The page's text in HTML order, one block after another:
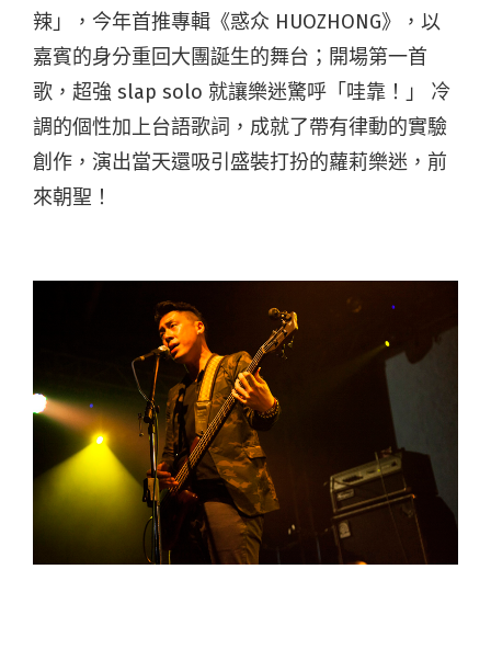
辣」，今年首推專輯《惑众 HUOZHONG》，以
嘉賓的身分重回大團誕生的舞台；開場第一首
歌，超強 slap solo 就讓樂迷驚呼「哇靠！」 冷
調的個性加上台語歌詞，成就了帶有律動的實驗
創作，演出當天還吸引盛裝打扮的蘿莉樂迷，前
來朝聖！